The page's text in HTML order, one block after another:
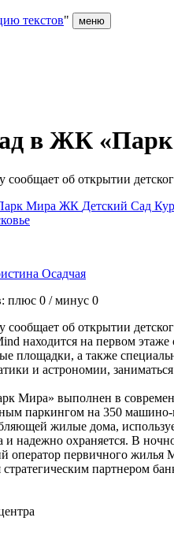
текстов" меню
в ЖК
сообщает об открытии
Мира ЖК Детский Сад
Осадчая
плюс 0 / минус 0
сообщает об открытии
находится на первом
площадки, а также
и астрономии,
Мира» выполнен в
паркингом на 350 машино-
жилые дома,
надежно охраняется. В
оператор первичного жилья
стратегическим партнером